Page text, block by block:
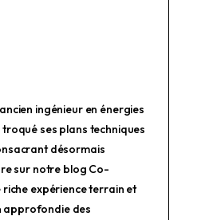
ingénieur en énergies
ses plans techniques
désormais
sur notre blog Co-
riche expérience terrain et
approfondie des